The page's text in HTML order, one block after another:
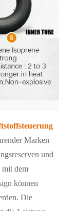
Marken
und
mit dem
können
Die